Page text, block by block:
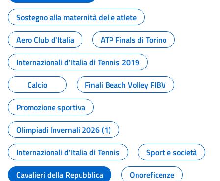
Sostegno alla maternità delle atlete
Aero Club d'Italia
ATP Finals di Torino
Internazionali d'Italia di Tennis 2019
Calcio
Finali Beach Volley FIBV
Promozione sportiva
Olimpiadi Invernali 2026 (1)
Internazionali d'Italia di Tennis
Sport e società
Cavalieri della Repubblica
Onoreficenze